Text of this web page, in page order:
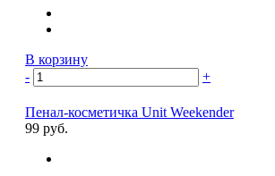
В корзину
-
+
Пенал-косметичка Unit Weekender
99 руб.